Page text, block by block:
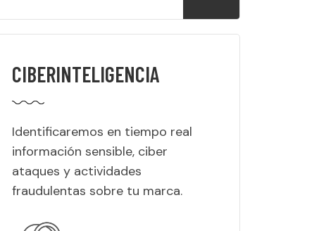
CIBERINTELIGENCIA
Identificaremos en tiempo real
información sensible, ciber
ataques y actividades
fraudulentas sobre tu marca.